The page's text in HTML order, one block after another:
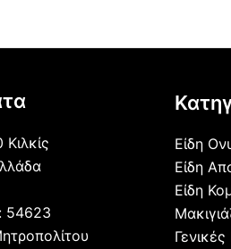
54623
Είδη
Είδη
Είδη